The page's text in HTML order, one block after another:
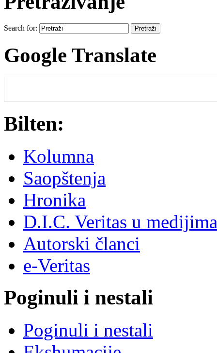
Search for:
Google Translate
Bilten:
Kolumna
Saopštenja
Hronika
D.I.C. Veritas u medijima
Autorski članci
e-Veritas
Poginuli i nestali
Poginuli i nestali